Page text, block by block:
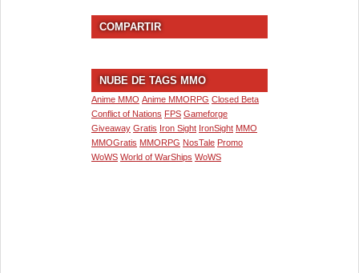
COMPARTIR
NUBE DE TAGS MMO
Anime MMO Anime MMORPG Closed Beta
Conflict of Nations FPS Gameforge
Giveaway Gratis Iron Sight IronSight MMO
MMOGratis MMORPG NosTale Promo
WoWS World of WarShips WoWS